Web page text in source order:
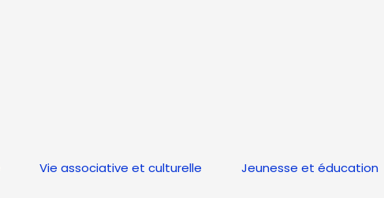
Vie associative et culturelle Jeunesse et éducation